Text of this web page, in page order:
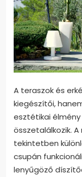
A teraszok és
kiegészítői,
esztétikai
összetalálkozik.
tekintetben
csupán
lenyűgöző